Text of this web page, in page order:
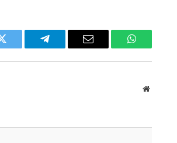
Twitter Telegram Email WhatsApp
Website